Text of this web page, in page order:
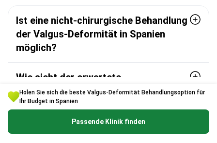
Holen Sie sich die beste Valgus-Deformität Behandlungsoption für
Ihr Budget in Spanien
Passende Klinik finden
Ist eine nicht-chirurgische Behandlung
der Valgus-Deformität in Spanien
möglich?
Wie sieht der erwartete
Genesungszeitraum nach einer Hallux-
valgus-Operation in Spanien aus?
Wie lange sollten Medizintouristen für